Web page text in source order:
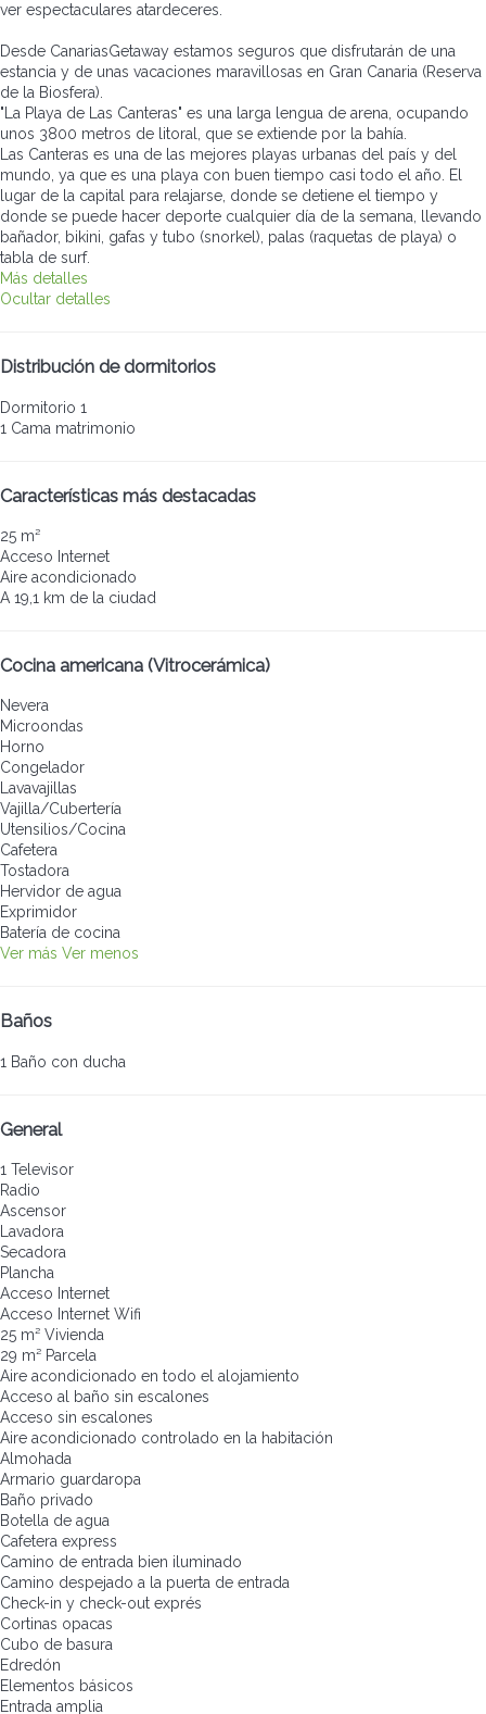
ver espectaculares atardeceres.
Desde CanariasGetaway estamos seguros que disfrutarán de una
estancia y de unas vacaciones maravillosas en Gran Canaria (Reserva
de la Biosfera).
"La Playa de Las Canteras" es una larga lengua de arena, ocupando
unos 3800 metros de litoral, que se extiende por la bahía.
Las Canteras es una de las mejores playas urbanas del país y del
mundo, ya que es una playa con buen tiempo casi todo el año. El
lugar de la capital para relajarse, donde se detiene el tiempo y
donde se puede hacer deporte cualquier día de la semana, llevando
bañador, bikini, gafas y tubo (snorkel), palas (raquetas de playa) o
tabla de surf.
Más detalles
Ocultar detalles
Distribución de dormitorios
Dormitorio 1
1 Cama matrimonio
Características más destacadas
25 m²
Acceso Internet
Aire acondicionado
A 19,1 km de la ciudad
Cocina americana (Vitrocerámica)
Nevera
Microondas
Horno
Congelador
Lavavajillas
Vajilla/Cubertería
Utensilios/Cocina
Cafetera
Tostadora
Hervidor de agua
Exprimidor
Batería de cocina
Ver más Ver menos
Baños
1 Baño con ducha
General
1 Televisor
Radio
Ascensor
Lavadora
Secadora
Plancha
Acceso Internet
Acceso Internet Wifi
25 m² Vivienda
29 m² Parcela
Aire acondicionado en todo el alojamiento
Acceso al baño sin escalones
Acceso sin escalones
Aire acondicionado controlado en la habitación
Almohada
Armario guardaropa
Baño privado
Botella de agua
Cafetera express
Camino de entrada bien iluminado
Camino despejado a la puerta de entrada
Check-in y check-out exprés
Cortinas opacas
Cubo de basura
Edredón
Elementos básicos
Entrada amplia